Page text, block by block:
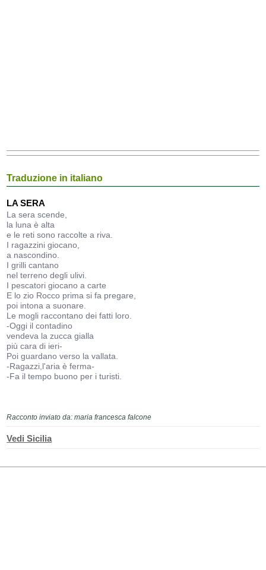
Traduzione in italiano
LA SERA
La sera scende,
la luna è alta
e le reti sono raccolte a riva.
I ragazzini giocano,
a nascondino.
I grilli cantano
nel terreno degli ulivi.
I pescatori giocano a carte
E lo zio Rocco prima si fa pregare,
poi intona a suonare.
Le mogli raccontano dei fatti loro.
-Oggi il contadino
vendeva la zucca gialla
più cara di ieri-
Poi guardano verso la vallata.
-Ragazzi,l'aria è ferma-
-Fa il tempo buono per i turisti.
Racconto inviato da: maria francesca falcone
Vedi Sicilia